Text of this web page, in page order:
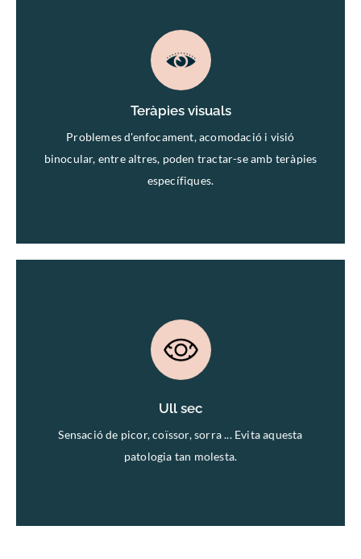
Teràpies visuals
Problemes d'enfocament, acomodació i visió
binocular, entre altres, poden tractar-se amb teràpies
específiques.
Teràpies visuals
Ull sec
Sensació de picor, coïssor, sorra ... Evita aquesta
patologia tan molesta.